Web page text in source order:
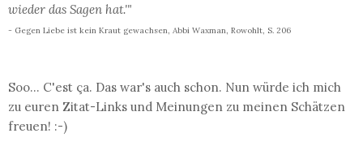
wieder das Sagen hat.'"
- Gegen Liebe ist kein Kraut gewachsen, Abbi Waxman, Rowohlt, S. 206
Soo... C'est ça. Das war's auch schon. Nun würde ich mich
zu euren Zitat-Links und Meinungen zu meinen Schätzen
freuen! :-)